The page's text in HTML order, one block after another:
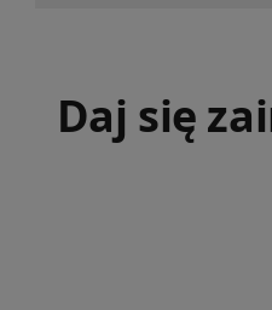
Daj się